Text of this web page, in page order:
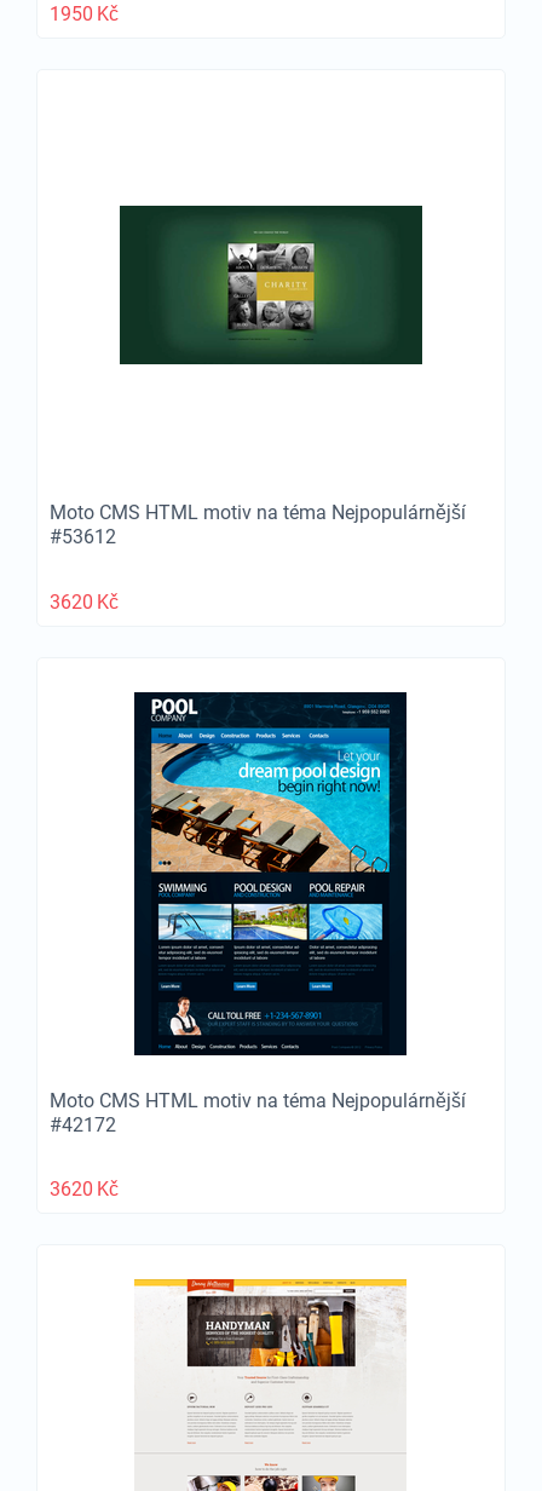
1950 Kč
Moto CMS HTML motiv na téma Nejpopulárnější
#53612
3620 Kč
Moto CMS HTML motiv na téma Nejpopulárnější
#42172
3620 Kč